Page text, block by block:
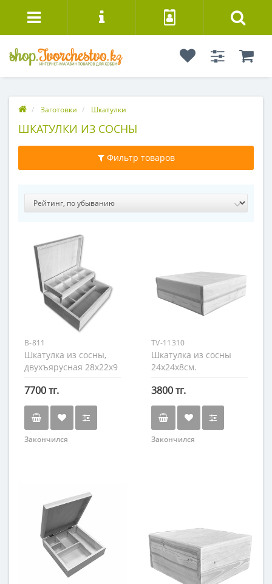
Заготовки Шкатулки
ШКАТУЛКИ ИЗ СОСНЫ
Фильтр товаров
B-811
Шкатулка из сосны,
двухъярусная 28х22х9
7700 тг.
Закончился
TV-11310
Шкатулка из сосны
24х24х8см.
3800 тг.
Закончился